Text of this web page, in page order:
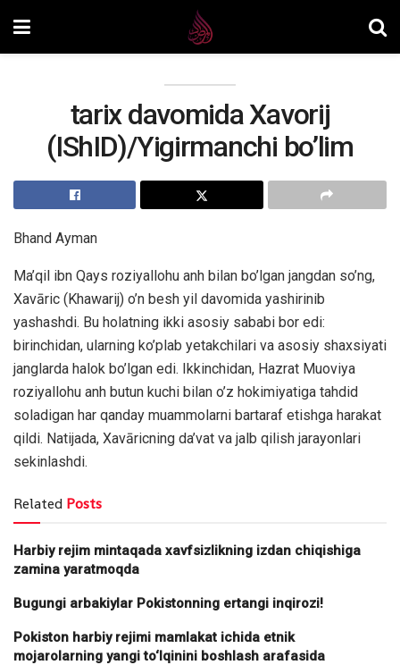
tarix davomida Xavorij
(IShID)/Yigirmanchi bo’lim
Bhand Ayman
Ma’qil ibn Qays roziyallohu anh bilan bo’lgan jangdan so’ng,
Xavāric (Khawarij) o’n besh yil davomida yashirinib
yashashdi. Bu holatning ikki asosiy sababi bor edi:
birinchidan, ularning ko’plab yetakchilari va asosiy shaxsiyati
janglarda halok bo’lgan edi. Ikkinchidan, Hazrat Muoviya
roziyallohu anh butun kuchi bilan o’z hokimiyatiga tahdid
soladigan har qanday muammolarni bartaraf etishga harakat
qildi. Natijada, Xavāricning da’vat va jalb qilish jarayonlari
sekinlashdi.
Related Posts
Harbiy rejim mintaqada xavfsizlikning izdan chiqishiga
zamina yaratmoqda
Bugungi arbakiylar Pokistonning ertangi inqirozi!
Pokiston harbiy rejimi mamlakat ichida etnik
mojarolarning yangi to‘lqinini boshlash arafasida